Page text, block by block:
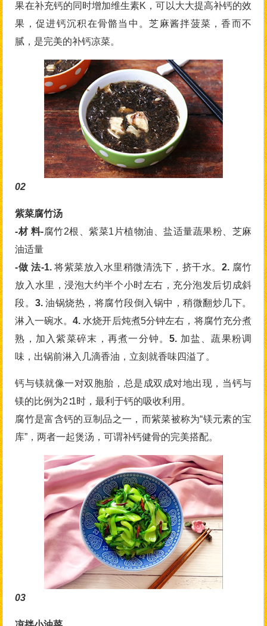
果在补充钙的同时增加维生素K，可以大大提高补钙的效
果，促进钙沉积在骨骼当中。芝麻酱拌菠菜，香而不
腻，是完美的补钙凉菜。
02
紫菜腐竹汤
-材 料-腐竹2根、紫菜1片植物油、盐适量蔬果粉、芝麻
油适量
-做 法-1.将紫菜放入水里稍微清洗下，挤干水。2. 腐竹
放入水里，浸泡大约半个小时左右，充分泡发后切成斜
段。 3.油锅烧热，将腐竹段倒入锅中，稍微翻炒几下。
淋入一碗水。4. 水烧开后炖煮5分钟左右，将腐竹充分煮
熟，加入紫菜碎末，再煮一分钟。5. 加盐、蔬果粉调
味，出锅前淋入几滴香油，立刻就香味四溢了。
钙与镁就像一对双胞胎，总是成双成对地出现，当钙与
镁的比例为2∶1时，最利于钙的吸收利用。
腐竹是富含钙的豆制品之一，而紫菜被称为“镁元素的宝
库”，两者一起煲汤，可谓补钙健骨的完美搭配。
03